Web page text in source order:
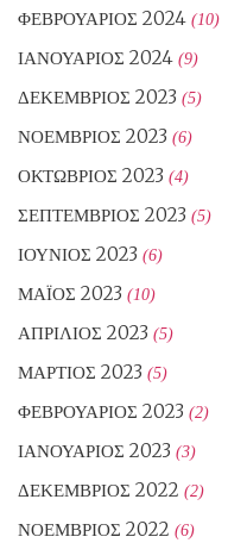
ΦΕΒΡΟΥΆΡΙΟΣ 2024 (10)
ΙΑΝΟΥΆΡΙΟΣ 2024 (9)
ΔΕΚΈΜΒΡΙΟΣ 2023 (5)
ΝΟΈΜΒΡΙΟΣ 2023 (6)
ΟΚΤΏΒΡΙΟΣ 2023 (4)
ΣΕΠΤΈΜΒΡΙΟΣ 2023 (5)
ΙΟΎΝΙΟΣ 2023 (6)
ΜΆΙΟΣ 2023 (10)
ΑΠΡΊΛΙΟΣ 2023 (5)
ΜΆΡΤΙΟΣ 2023 (5)
ΦΕΒΡΟΥΆΡΙΟΣ 2023 (2)
ΙΑΝΟΥΆΡΙΟΣ 2023 (3)
ΔΕΚΈΜΒΡΙΟΣ 2022 (2)
ΝΟΈΜΒΡΙΟΣ 2022 (6)